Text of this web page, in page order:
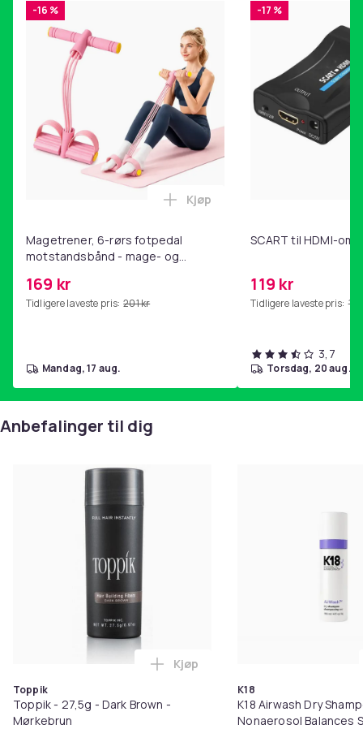
-16 %
Magetrener, 6-rørs fotpedal
motstandsbånd - mage- og
hjemmegymnastikk Pink
169 kr
Tidligere laveste pris: 201 kr
Legg Magetrener, 6-rørs
Kjøp
mandag, 17 aug.
-17 %
SCART til HDMI-
119 kr
Tidligere laveste pris:
3,7
torsdag, 20 aug.
Anbefalinger til dig
Toppik
Toppik - 27,5g - Dark Brown -
Mørkebrun
Legg Toppik - 27,5g - Dark
Kjøp
K18
K18 Airwash Dry
Nonaerosol Balances